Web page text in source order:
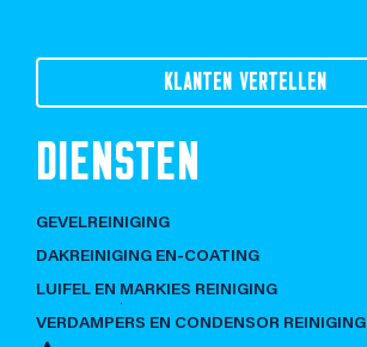
KLANTEN VERTELLEN
DIENSTEN
GEVELREINIGING
DAKREINIGING EN-COATING
LUIFEL EN MARKIES REINIGING
VERDAMPERS EN CONDENSOR REINIGING